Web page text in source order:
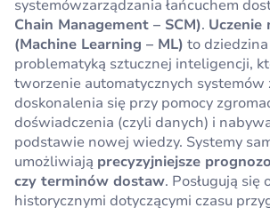
systemówzarządzania łańcuchem
Chain Management – SCM). Uczenie
(Machine Learning – ML) to
problematyką sztucznej inteligencji,
tworzenie automatycznych systemów
doskonalenia się przy pomocy
doświadczenia (czyli danych) i
podstawie nowej wiedzy. Systemy
umożliwiają precyzyjniejsze
czy terminów dostaw. Posługują się
historycznymi dotyczącymi czasu